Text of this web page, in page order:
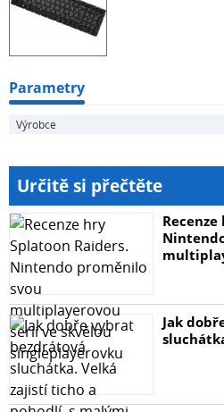
Parametry
Výrobce
Určitě si přečtěte
Jak